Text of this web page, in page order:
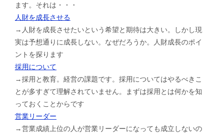
ます。それは・・・
人財を成長させる
→人財を成長させたいという希望と期待は大きい。しかし現
実は予想通りに成長しない。なぜだろうか。人財成長のポイ
ントを探ります
採用について
→採用と教育。経営の課題です。採用についてはやるべきこ
とが多すぎて理解されていません。まずは採用とは何かを知
っておくことからです
営業リーダー
→営業成績上位の人が営業リーダーになっても成立しないの